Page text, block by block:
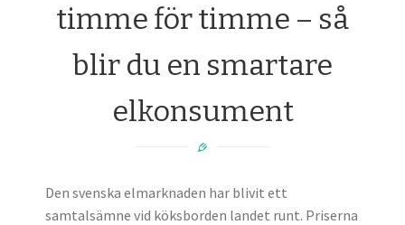
timme för timme – så
blir du en smartare
elkonsument
Den svenska elmarknaden har blivit ett
samtalsämne vid köksborden landet runt. Priserna